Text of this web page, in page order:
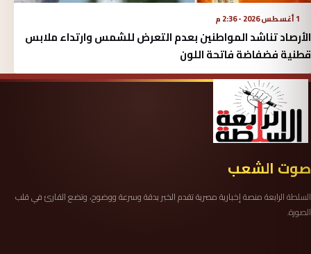
1 أغسطس 2026 - 2:36 م
الأرصاد تناشد المواطنين بعدم التعرض للشمس وارتداء ملابس
قطنية فضفاضة فاتحة اللون
صوت الشعب
السلطة الرابعة منصة إخبارية مصرية تقدم الخبر بدقة وسرعة ووضوح، وتضع القارئ في قلب
الصورة.